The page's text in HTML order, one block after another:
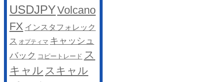
USDJPYVolcano
FX インスタフォレック
ス オプティマ キャッシュ
バック コピートレード ス
キャル スキャル